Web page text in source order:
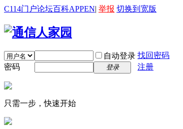
C114门户论坛百科APPEN| 举报 切换到宽版
自动登录 找回密码
密码
登录 注册
只需一步，快速开始